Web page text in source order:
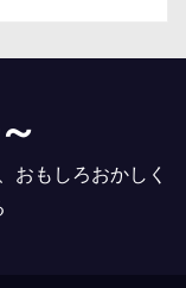
おもしろおかしく